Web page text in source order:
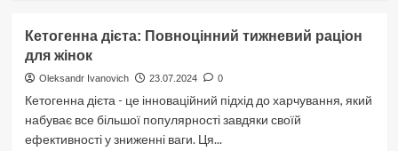
найкращі
світлодіодні
лампи
H4
для
вашого
авто:
Кетогенна дієта: Повноцінний тижневий раціон
для жінок
Oleksandr Ivanovich 23.07.2024 0
Кетогенна дієта - це інноваційний підхід до харчування, який
набуває все більшої популярності завдяки своїй
ефективності у зниженні ваги. Ця...